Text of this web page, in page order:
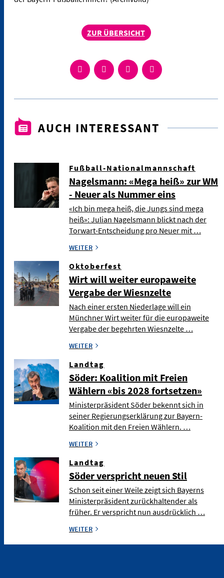
ZUR ÜBERSICHT
AUCH INTERESSANT
Fußball-Nationalmannschaft
Nagelsmann: «Mega heiß» zur WM
- Neuer als Nummer eins
«Ich bin mega heiß, die Jungs sind mega
heiß»: Julian Nagelsmann blickt nach der
Torwart-Entscheidung pro Neuer mit …
WEITER
Oktoberfest
Wirt will weiter europaweite
Vergabe der Wiesnzelte
Nach einer ersten Niederlage will ein
Münchner Wirt weiter für die europaweite
Vergabe der begehrten Wiesnzelte …
WEITER
Landtag
Söder: Koalition mit Freien
Wählern «bis 2028 fortsetzen»
Ministerpräsident Söder bekennt sich in
seiner Regierungserklärung zur Bayern-
Koalition mit den Freien Wählern. …
WEITER
Landtag
Söder verspricht neuen Stil
Schon seit einer Weile zeigt sich Bayerns
Ministerpräsident zurückhaltender als
früher. Er verspricht nun ausdrücklich …
WEITER